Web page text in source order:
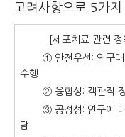
고려사항으로 5가지
[세포치료 관련
① 안전우선: 연구대상
수행
② 융합성: 객관적 정
③ 공정성: 연구에 대
담